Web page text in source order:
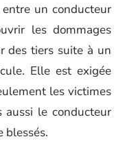
entre un conducteur
les dommages
des tiers suite à un
Elle est exigée
les victimes
aussi le conducteur
blessés.